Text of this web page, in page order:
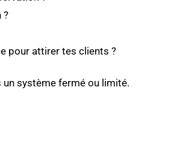
?
pour attirer tes clients ?
système fermé ou limité.